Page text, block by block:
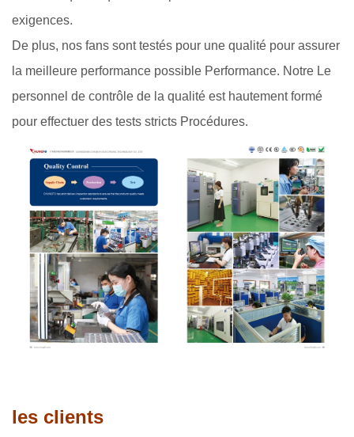
exigences.
De plus, nos fans sont testés pour une qualité pour assurer
la meilleure performance possible Performance. Notre Le
personnel de contrôle de la qualité est hautement formé
pour effectuer des tests stricts Procédures.
les clients